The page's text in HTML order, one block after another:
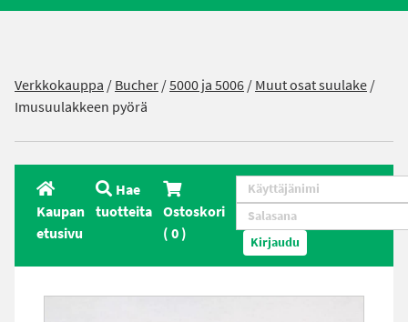
Verkkokauppa /Bucher/5000 ja 5006/Muut osat suulake/
Imusuulakkeen pyörä
Kaupan
etusivu
Hae
tuotteita Ostoskori
(0) Kirjaudu